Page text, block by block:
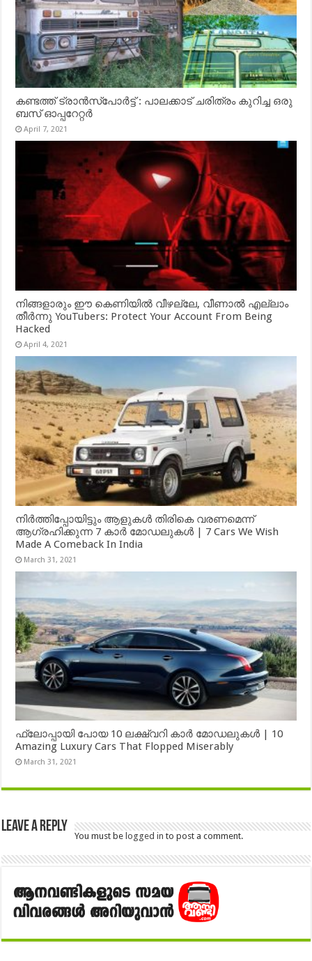
കണ്ടത്ത് ട്രാൻസ്‌പോർട്ട് : പാലക്കാട് ചരിത്രം കുറിച്ച ഒരു
ബസ് ഓപ്പറേറ്റർ
April 7, 2021
നിങ്ങളാരും ഈ കെണിയിൽ വീഴല്ലേ, വീണാൽ എല്ലാം
തീർന്നു YouTubers: Protect Your Account From Being
Hacked
April 4, 2021
നിർത്തിപ്പോയിട്ടും ആളുകൾ തിരികെ വരണമെന്ന്
ആഗ്രഹിക്കുന്ന 7 കാർ മോഡലുകൾ | 7 Cars We Wish
Made A Comeback In India
March 31, 2021
ഫ്ലോപ്പായി പോയ 10 ലക്ഷ്വറി കാർ മോഡലുകൾ | 10
Amazing Luxury Cars That Flopped Miserably
March 31, 2021
Leave a Reply
You must be logged in to post a comment.